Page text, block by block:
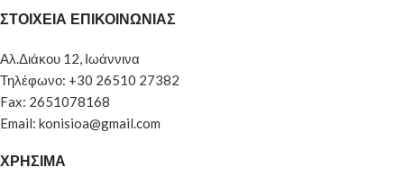
ΣΤΟΙΧΕΙΑ ΕΠΙΚΟΙΝΩΝΙΑΣ
Αλ.Διάκου 12, Ιωάννινα
Τηλέφωνο: +30 26510 27382
Fax: 2651078168
Email: konisioa@gmail.com
ΧΡΗΣΙΜΑ